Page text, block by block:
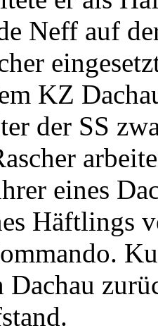
Neff auf
KZ
der SS
eines
Häftlings
Dachau